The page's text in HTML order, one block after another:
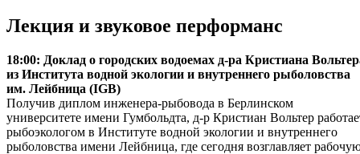
Лекция и звуковое перформанс
18:00: Доклад о городских водоемах д-ра Кристиана
из Института водной экологии и внутреннего рыболовства
им. Лейбница (IGB)
Получив диплом инженера-рыбовода в Берлинском
университете имени Гумбольдта, д-р Кристиан Вольтер
рыбоэкологом в Институте водной экологии и внутреннего
рыболовства имени Лейбница, где сегодня возглавляет